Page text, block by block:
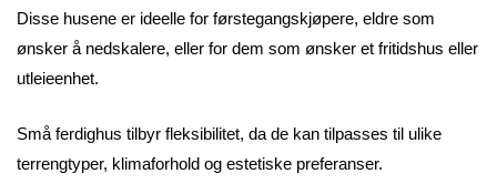
Disse husene er ideelle for førstegangskjøpere, eldre som
ønsker å nedskalere, eller for dem som ønsker et fritidshus eller
utleieenhet.
Små ferdighus tilbyr fleksibilitet, da de kan tilpasses til ulike
terrengtyper, klimaforhold og estetiske preferanser.